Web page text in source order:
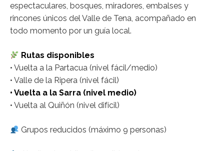
espectaculares, bosques, miradores, embalses y
rincones únicos del Valle de Tena, acompañado en
todo momento por un guía local.
Rutas disponibles
• Vuelta a la Partacua (nivel fácil/medio)
• Valle de la Ripera (nivel fácil)
• Vuelta a la Sarra (nivel medio)
• Vuelta al Quiñón (nivel difícil)
Grupos reducidos (máximo 9 personas)